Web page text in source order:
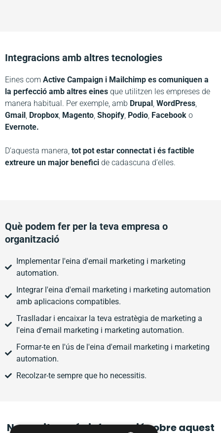
Integracions amb altres tecnologies
Eines com Active Campaign i Mailchimp es comuniquen a
la perfecció amb altres eines que utilitzen les empreses de
manera habitual. Per exemple, amb Drupal, WordPress,
Gmail, Dropbox, Magento, Shopify, Podio, Facebook o
Evernote.
D’aquesta manera, tot pot estar connectat i és factible
extreure un major benefici de cadascuna d’elles.
Què podem fer per la teva empresa o
organització
Implementar l'eina d'email marketing i marketing
automation.
Integrar l'eina d'email marketing i marketing automation
amb aplicacions compatibles.
Traslladar i encaixar la teva estratègia de marketing a
l'eina d'email marketing i marketing automation.
Formar-te en l'ús de l'eina d'email marketing i marketing
automation.
Recolzar-te sempre que ho necessitis.
Necessites més informació sobre aquest